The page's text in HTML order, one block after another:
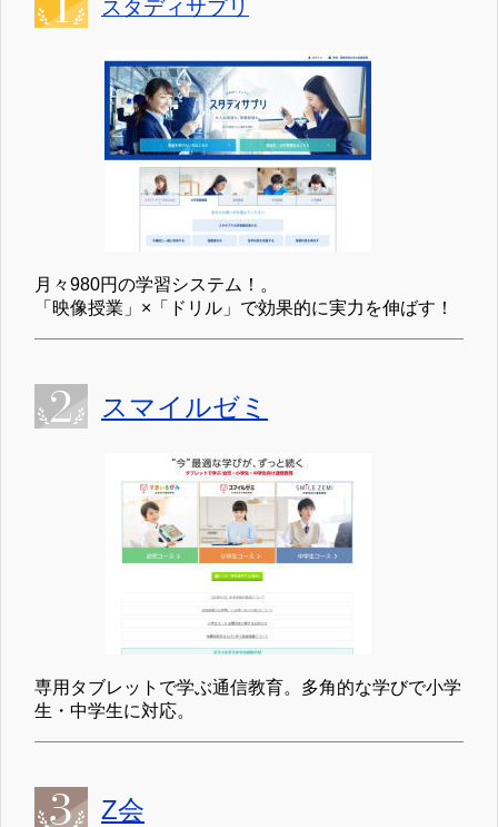
スタディサプリ
月々980円の学習システム！。
「映像授業」×「ドリル」で効果的に実力を伸ばす！
スマイルゼミ
専用タブレットで学ぶ通信教育。多角的な学びで小学
生・中学生に対応。
Z会